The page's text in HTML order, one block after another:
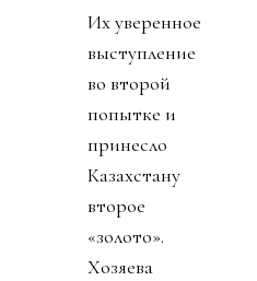
Их уверенное
выступление
во второй
попытке и
принесло
Казахстану
второе
«золото».
Хозяева